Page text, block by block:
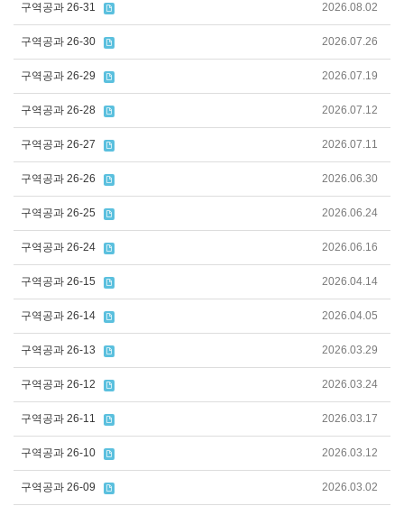
구역공과 26-31 2026.08.02
구역공과 26-30 2026.07.26
구역공과 26-29 2026.07.19
구역공과 26-28 2026.07.12
구역공과 26-27 2026.07.11
구역공과 26-26 2026.06.30
구역공과 26-25 2026.06.24
구역공과 26-24 2026.06.16
구역공과 26-15 2026.04.14
구역공과 26-14 2026.04.05
구역공과 26-13 2026.03.29
구역공과 26-12 2026.03.24
구역공과 26-11 2026.03.17
구역공과 26-10 2026.03.12
구역공과 26-09 2026.03.02